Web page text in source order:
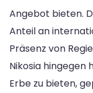
Angebot bieten.
Anteil an
Präsenz von
Nikosia hingegen
Erbe zu bieten,